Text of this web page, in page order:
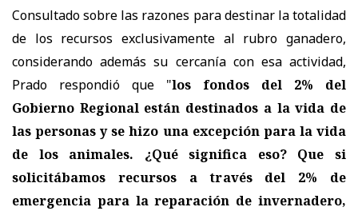
Consultado sobre las razones para destinar la totalidad
de los recursos exclusivamente al rubro ganadero,
considerando además su cercanía con esa actividad,
Prado respondió que "los fondos del 2% del
Gobierno Regional están destinados a la vida de
las personas y se hizo una excepción para la vida
de los animales. ¿Qué significa eso? Que si
solicitábamos recursos a través del 2% de
emergencia para la reparación de invernadero,